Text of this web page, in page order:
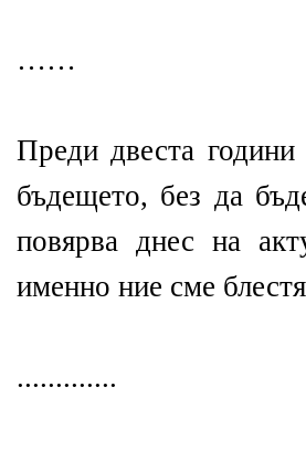
……
Преди двеста
бъдещето, без да
повярва днес на
именно ние сме
.............